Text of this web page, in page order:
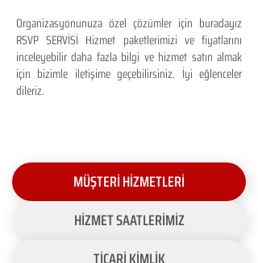
Organizasyonunuza özel çözümler için buradayız
RSVP SERVİSİ Hizmet paketlerimizi ve fiyatlarını
inceleyebilir daha fazla bilgi ve hizmet satın almak
için bizimle iletişime geçebilirsiniz. İyi eğlenceler
dileriz.
MÜŞTERİ HİZMETLERİ
HİZMET SAATLERİMİZ